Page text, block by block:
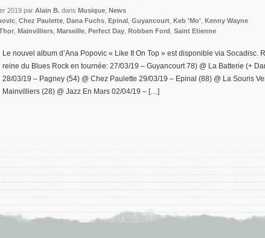
2019 par Alain B. dans Musique News
Chez Paulette Dana Fuchs Epinal Guyancourt Keb 'Mo' Kenny Wayne
Mainvilliers Marseille Perfect Day Robben Ford Saint Etienne
Le nouvel album d’Ana Popovic « Like It On Top » est disponible via Socadisc.
reine du Blues Rock en tournée: 27/03/19 – Guyancourt 78) @ La Batterie (+
28/03/19 – Pagney (54) @ Chez Paulette 29/03/19 – Epinal (88) @ La Souris
Mainvilliers (28) @ Jazz En Mars 02/04/19 – […]